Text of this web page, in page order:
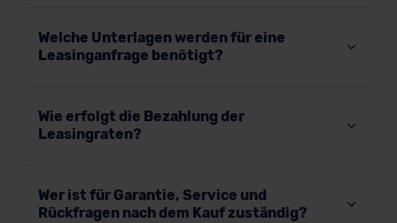
Welche Unterlagen werden für eine
Leasinganfrage benötigt?
Wie erfolgt die Bezahlung der
Leasingraten?
Wer ist für Garantie, Service und
Rückfragen nach dem Kauf zuständig?